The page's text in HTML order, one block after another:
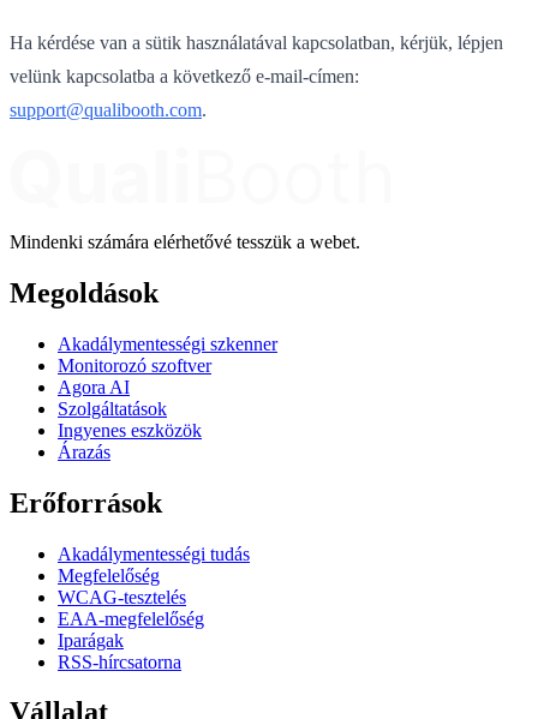
Ha kérdése van a sütik használatával kapcsolatban, kérjük, lépjen
velünk kapcsolatba a következő e-mail-címen:
support@qualibooth.com.
Mindenki számára elérhetővé tesszük a webet.
Megoldások
Akadálymentességi szkenner
Monitorozó szoftver
Agora AI
Szolgáltatások
Ingyenes eszközök
Árazás
Erőforrások
Akadálymentességi tudás
Megfelelőség
WCAG-tesztelés
EAA-megfelelőség
Iparágak
RSS-hírcsatorna
Vállalat